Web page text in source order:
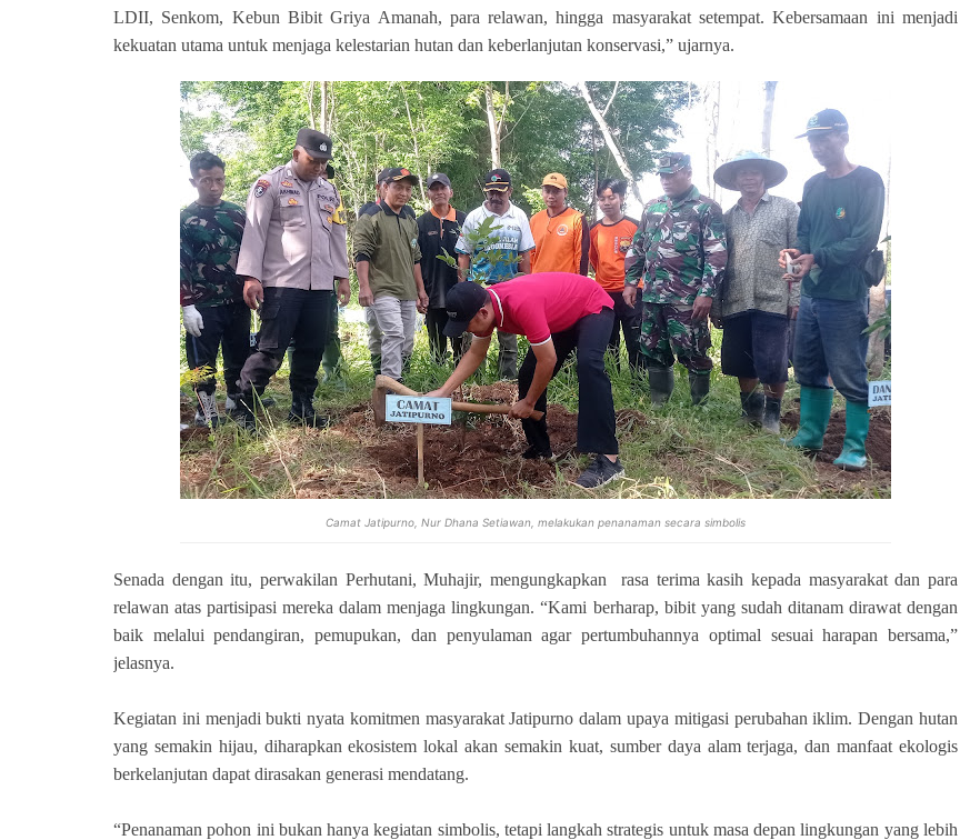
LDII, Senkom, Kebun Bibit Griya Amanah, para relawan, hingga masyarakat setempat. Kebersamaan ini menjadi
kekuatan utama untuk menjaga kelestarian hutan dan keberlanjutan konservasi,” ujarnya.
Camat Jatipurno, Nur Dhana Setiawan, melakukan penanaman secara simbolis
Senada dengan itu, perwakilan Perhutani, Muhajir, mengungkapkan rasa terima kasih kepada masyarakat dan para
relawan atas partisipasi mereka dalam menjaga lingkungan. “Kami berharap, bibit yang sudah ditanam dirawat dengan
baik melalui pendangiran, pemupukan, dan penyulaman agar pertumbuhannya optimal sesuai harapan bersama,”
jelasnya.
Kegiatan ini menjadi bukti nyata komitmen masyarakat Jatipurno dalam upaya mitigasi perubahan iklim. Dengan hutan
yang semakin hijau, diharapkan ekosistem lokal akan semakin kuat, sumber daya alam terjaga, dan manfaat ekologis
berkelanjutan dapat dirasakan generasi mendatang.
“Penanaman pohon ini bukan hanya kegiatan simbolis, tetapi langkah strategis untuk masa depan lingkungan yang lebih